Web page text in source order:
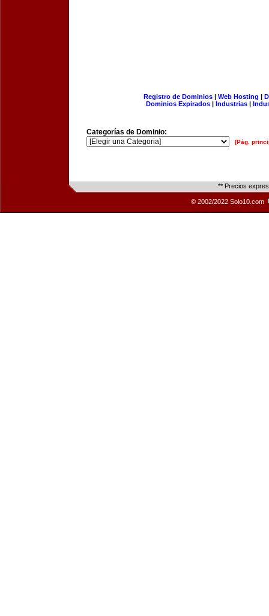
Registro de Dominios| Web Hosting |
Dominios Expirados | Industrias |
Categorías de Dominio:
[Pág.
** Precios
© 2002/2022 Solo10.com